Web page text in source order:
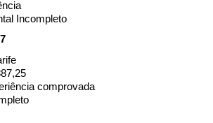
Incompleto
comprovada